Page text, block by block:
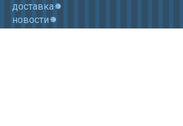
доставка
новости